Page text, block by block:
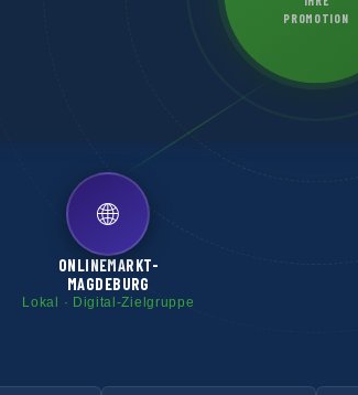
PROMOTION
🌐
ONLINEMARKT-
MAGDEBURG
Lokal · Digital-Zielgruppe